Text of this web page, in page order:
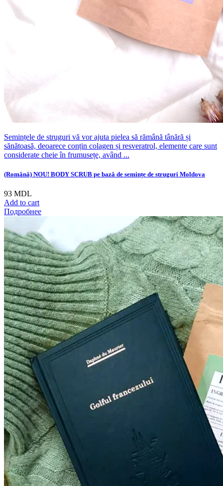
Semințele de struguri vă vor ajuta pielea să rămână tânără și
sănătoasă, deoarece conțin colagen și resveratrol, elemente care sunt
considerate cheie în frumusețe, având ...
(Română) NOU! BODY SCRUB pe bază de semințe de struguri Moldova
93 MDL
Add to cart
Подробнее